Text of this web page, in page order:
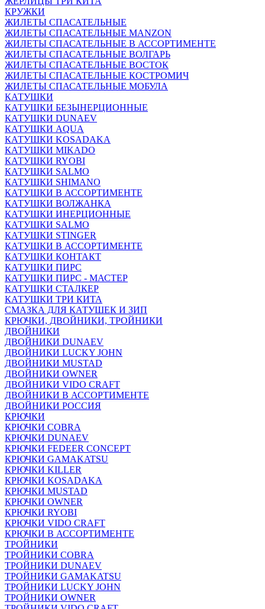
КРУЖКИ
ЖИЛЕТЫ СПАСАТЕЛЬНЫЕ
ЖИЛЕТЫ СПАСАТЕЛЬНЫЕ MANZON
ЖИЛЕТЫ СПАСАТЕЛЬНЫЕ В АССОРТИМЕНТЕ
ЖИЛЕТЫ СПАСАТЕЛЬНЫЕ ВОЛГАРЬ
ЖИЛЕТЫ СПАСАТЕЛЬНЫЕ ВОСТОК
ЖИЛЕТЫ СПАСАТЕЛЬНЫЕ КОСТРОМИЧ
ЖИЛЕТЫ СПАСАТЕЛЬНЫЕ МОБУЛА
КАТУШКИ
КАТУШКИ БЕЗЫНЕРЦИОННЫЕ
КАТУШКИ DUNAEV
КАТУШКИ AQUA
КАТУШКИ KOSADAKA
КАТУШКИ MIKADO
КАТУШКИ RYOBI
КАТУШКИ SALMO
КАТУШКИ SHIMANO
КАТУШКИ В АССОРТИМЕНТЕ
КАТУШКИ ВОЛЖАНКА
КАТУШКИ ИНЕРЦИОННЫЕ
КАТУШКИ SALMO
КАТУШКИ STINGER
КАТУШКИ В АССОРТИМЕНТЕ
КАТУШКИ КОНТАКТ
КАТУШКИ ПИРС
КАТУШКИ ПИРС - МАСТЕР
КАТУШКИ СТАЛКЕР
КАТУШКИ ТРИ КИТА
СМАЗКА ДЛЯ КАТУШЕК И ЗИП
КРЮЧКИ, ДВОЙНИКИ, ТРОЙНИКИ
ДВОЙНИКИ
ДВОЙНИКИ DUNAEV
ДВОЙНИКИ LUCKY JOHN
ДВОЙНИКИ MUSTAD
ДВОЙНИКИ OWNER
ДВОЙНИКИ VIDO CRAFT
ДВОЙНИКИ В АССОРТИМЕНТЕ
ДВОЙНИКИ РОССИЯ
КРЮЧКИ
КРЮЧКИ COBRA
КРЮЧКИ DUNAEV
КРЮЧКИ FEDEER CONCEPT
КРЮЧКИ GAMAKATSU
КРЮЧКИ KILLER
КРЮЧКИ KOSADAKA
КРЮЧКИ MUSTAD
КРЮЧКИ OWNER
КРЮЧКИ RYOBI
КРЮЧКИ VIDO CRAFT
КРЮЧКИ В АССОРТИМЕНТЕ
ТРОЙНИКИ
ТРОЙНИКИ COBRA
ТРОЙНИКИ DUNAEV
ТРОЙНИКИ GAMAKATSU
ТРОЙНИКИ LUCKY JOHN
ТРОЙНИКИ OWNER